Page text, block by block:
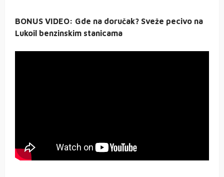
BONUS VIDEO: Gde na doručak? Sveže pecivo na
Lukoil benzinskim stanicama